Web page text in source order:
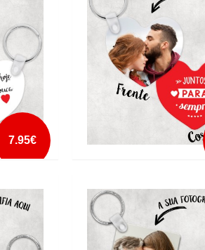
add à
7.95€
PARA SEMPRE
add à